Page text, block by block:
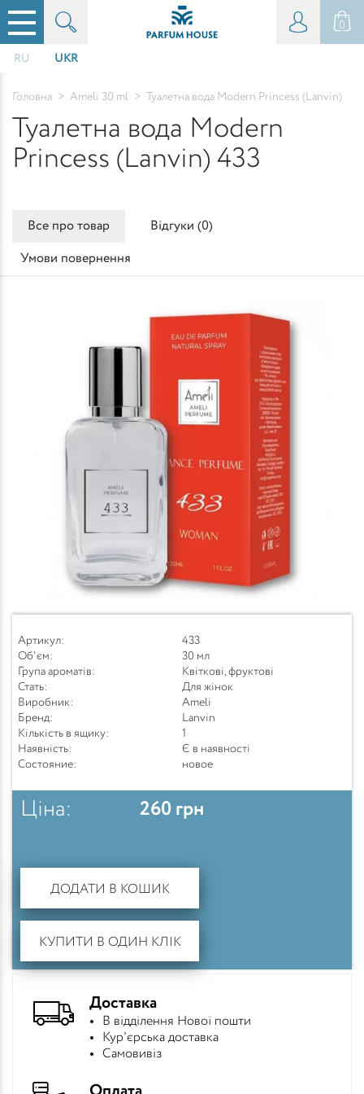
0
RU UKR
Головна > Ameli 30 ml > Туалетна вода Modern Princess (Lanvin)
Туалетна вода Modern
Princess (Lanvin) 433
Все про товар Відгуки (0)
Умови повернення
Артикул:
433
Об'єм:
30 мл
Група ароматів:
Квіткові, фруктові
Стать:
Для жінок
Виробник:
Ameli
Бренд:
Lanvin
Кількість в ящику:
1
Наявність:
Є в наявності
Состояние:
новое
Ціна: 260 грн
ДОДАТИ В КОШИК
КУПИТИ В ОДИН КЛІК
Доставка
В відділення Нової пошти
Кур'єрська доставка
Самовивіз